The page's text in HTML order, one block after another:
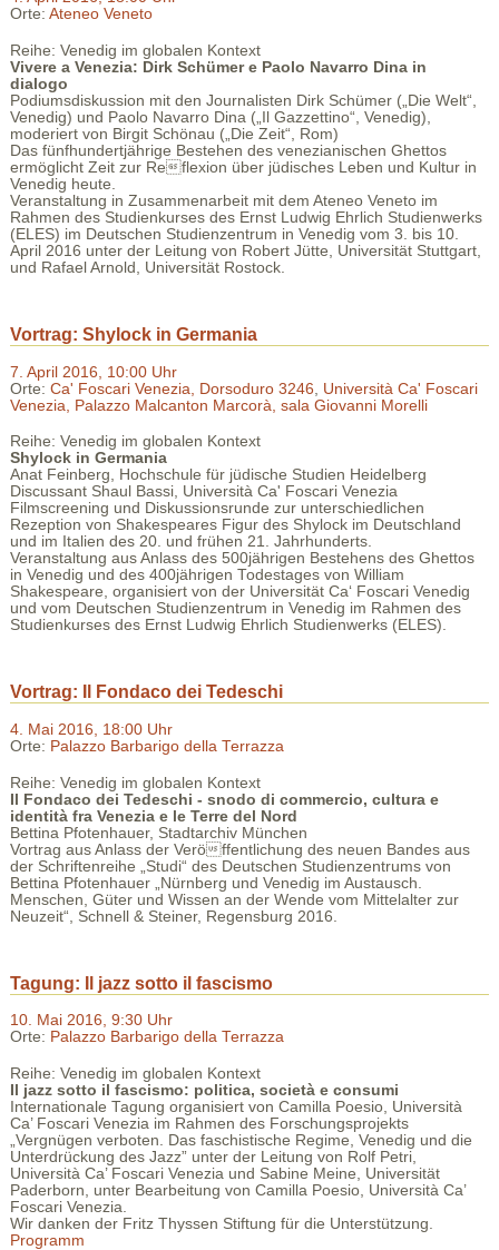
Orte: Ateneo Veneto
Reihe: Venedig im globalen Kontext
Vivere a Venezia: Dirk Schümer e Paolo Navarro Dina in
dialogo
Podiumsdiskussion mit den Journalisten Dirk Schümer („Die Welt“,
Venedig) und Paolo Navarro Dina („Il Gazzettino“, Venedig),
moderiert von Birgit Schönau („Die Zeit“, Rom)
Das fünfhundertjährige Bestehen des venezianischen Ghettos
ermöglicht Zeit zur Reflexion über jüdisches Leben und Kultur in
Venedig heute.
Veranstaltung in Zusammenarbeit mit dem Ateneo Veneto im
Rahmen des Studienkurses des Ernst Ludwig Ehrlich Studienwerks
(ELES) im Deutschen Studienzentrum in Venedig vom 3. bis 10.
April 2016 unter der Leitung von Robert Jütte, Universität Stuttgart,
und Rafael Arnold, Universität Rostock.
Vortrag: Shylock in Germania
7. April 2016, 10:00 Uhr
Orte: Ca' Foscari Venezia, Dorsoduro 3246
Università Ca' Foscari
Venezia, Palazzo Malcanton Marcorà, sala Giovanni Morelli
Reihe: Venedig im globalen Kontext
Shylock in Germania
Anat Feinberg, Hochschule für jüdische Studien Heidelberg
Discussant Shaul Bassi, Università Ca' Foscari Venezia
Filmscreening und Diskussionsrunde zur unterschiedlichen
Rezeption von Shakespeares Figur des Shylock im Deutschland
und im Italien des 20. und frühen 21. Jahrhunderts.
Veranstaltung aus Anlass des 500jährigen Bestehens des Ghettos
in Venedig und des 400jährigen Todestages von William
Shakespeare, organisiert von der Universität Ca‘ Foscari Venedig
und vom Deutschen Studienzentrum in Venedig im Rahmen des
Studienkurses des Ernst Ludwig Ehrlich Studienwerks (ELES).
Vortrag: Il Fondaco dei Tedeschi
4. Mai 2016, 18:00 Uhr
Orte: Palazzo Barbarigo della Terrazza
Reihe: Venedig im globalen Kontext
Il Fondaco dei Tedeschi - snodo di commercio, cultura e
identità fra Venezia e le Terre del Nord
Bettina Pfotenhauer, Stadtarchiv München
Vortrag aus Anlass der Veröffentlichung des neuen Bandes aus
der Schriftenreihe „Studi“ des Deutschen Studienzentrums von
Bettina Pfotenhauer „Nürnberg und Venedig im Austausch.
Menschen, Güter und Wissen an der Wende vom Mittelalter zur
Neuzeit“, Schnell & Steiner, Regensburg 2016.
Tagung: Il jazz sotto il fascismo
10. Mai 2016, 9:30 Uhr
Orte: Palazzo Barbarigo della Terrazza
Reihe: Venedig im globalen Kontext
Il jazz sotto il fascismo: politica, società e consumi
Internationale Tagung organisiert von Camilla Poesio, Università
Ca’ Foscari Venezia im Rahmen des Forschungsprojekts
„Vergnügen verboten. Das faschistische Regime, Venedig und die
Unterdrückung des Jazz” unter der Leitung von Rolf Petri,
Università Ca’ Foscari Venezia und Sabine Meine, Universität
Paderborn, unter Bearbeitung von Camilla Poesio, Università Ca’
Foscari Venezia.
Wir danken der Fritz Thyssen Stiftung für die Unterstützung.
Programm